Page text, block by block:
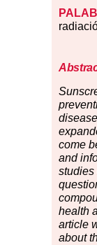
come
and
studies
health
article
about